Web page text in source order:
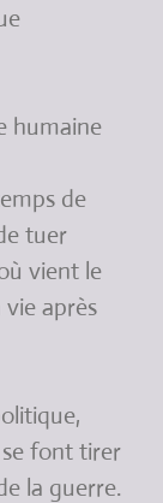
humaine
de
tuer
vient le
vie après
font tirer
la guerre.